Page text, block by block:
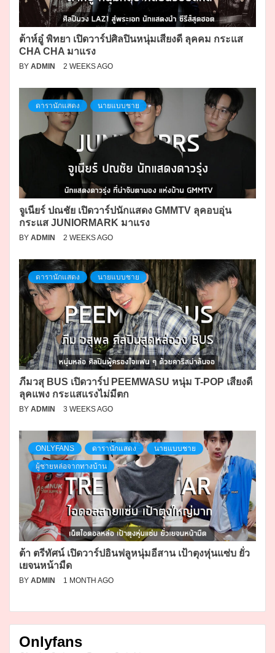
ต้าห์อู๋ พิทยา เปิดวาร์ปศิลปินหนุ่มเสียงดี ลุคคม กระแส
CHA CHA มาแรง
BY ADMIN 2 WEEKS AGO
ดารานักแสดง นายแบบชาย
จูเนียร์ ปณชัย เปิดวาร์ปนักแสดง GMMTV ลุคอบอุ่น
กระแส JUNIORMARK มาแรง
BY ADMIN 2 WEEKS AGO
ดารานักแสดง นายแบบชาย
ภีมวสุ BUS เปิดวาร์ป PEEMWASU หนุ่ม T-POP เสียงดี
ลุคแพง กระแสแรงไม่มีตก
BY ADMIN 3 WEEKS AGO
ONLYFANS ดารานักแสดง นายแบบชาย
ผู้ชายหล่อจากทางบ้าน
ต้า ตรีทัศน์ เปิดวาร์ปอินฟลูหนุ่มอีสาน เป้าตุงหุ่นแซ่บ ยั่ว
เยจนหน้ามืด
BY ADMIN 1 MONTH AGO
Onlyfans